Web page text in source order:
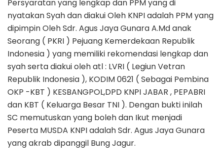
Persyaratan yang lengkap dan PPM yang di
nyatakan Syah dan diakui Oleh KNPI adalah PPM yang
dipimpin Oleh Sdr. Agus Jaya Gunara A.Md anak
Seorang ( PKRI ) Pejuang Kemerdekaan Republik
Indonesia ) yang memiliki rekomendasi lengkap dan
syah serta diakui oleh atl : LVRI ( Legiun Vetran
Republik Indonesia ), KODIM 0621 ( Sebagai Pembina
OKP -KBT ) KESBANGPOL,DPD KNPI JABAR , PEPABRI
dan KBT ( Keluarga Besar TNI ). Dengan bukti inilah
SC memutuskan yang boleh dan Ikut menjadi
Peserta MUSDA KNPI adalah Sdr. Agus Jaya Gunara
yang akrab dipanggil Bung Jagur.